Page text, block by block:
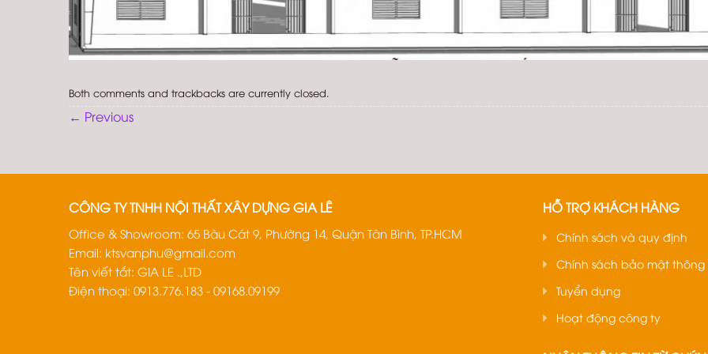
Both comments and trackbacks are currently closed.
← Previous
CÔNG TY TNHH NỘI THẤT XÂY DỰNG GIA LÊ
Office & Showroom: 65 Bàu Cát 9, Phường 14, Quận Tân Bình, TP.HCM
Email: ktsvanphu@gmail.com
Tên viết tắt: GIA LE .,LTD
Điện thoại: 0913.776.183 - 09168.09199
HỖ TRỢ KHÁCH HÀNG
Chính sách và quy định
Chính sách bảo mật thông
Tuyển dụng
Hoạt động công ty